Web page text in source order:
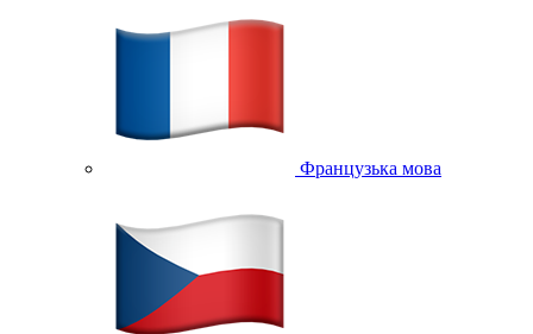
Французька мова